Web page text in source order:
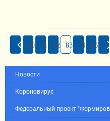
80 81 82 83 84 85
Новости
Короновирус
Федеральный проект